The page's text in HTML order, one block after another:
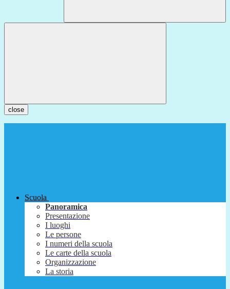
close
Scuola
Panoramica
Presentazione
I luoghi
Le persone
I numeri della scuola
Le carte della scuola
Organizzazione
La storia